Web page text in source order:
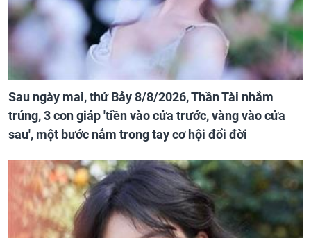
Sau ngày mai, thứ Bảy 8/8/2026, Thần Tài nhắm
trúng, 3 con giáp 'tiền vào cửa trước, vàng vào cửa
sau', một bước nắm trong tay cơ hội đổi đời